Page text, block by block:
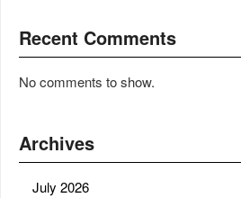
Recent Comments
No comments to show.
Archives
July 2026